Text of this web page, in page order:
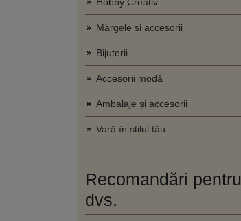
Mărgele și accesorii
Bijuterii
Accesorii modă
Ambalaje și accesorii
Vară în stilul tău
Recomandări pentru
dvs.